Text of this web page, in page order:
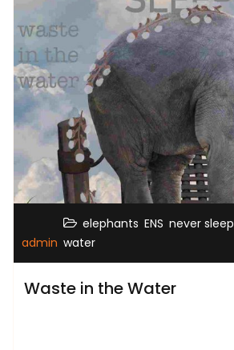
admin
elephants ENS never sleep
water
Waste in the Water